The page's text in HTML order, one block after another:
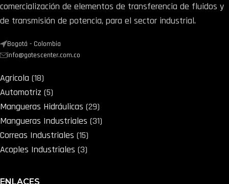
comercialización de elementos de transferencia de fluidos y
de transmisión de potencia, para el sector industrial.
Bogotá - Colombia
info@gatescenter.com.co
Agricola 18
Automotriz 5
Mangueras Hidráulicas 29
Mangueras Industriales 31
Correas Industriales 15
Acoples Industriales 3
ENLACES